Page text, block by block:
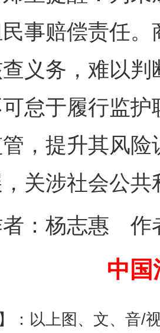
事赔偿责任
义务，难以
怠于履行监
，提升其风
关涉社会公
杨志惠 作者
中国
】：以上图、文、音/
下症？